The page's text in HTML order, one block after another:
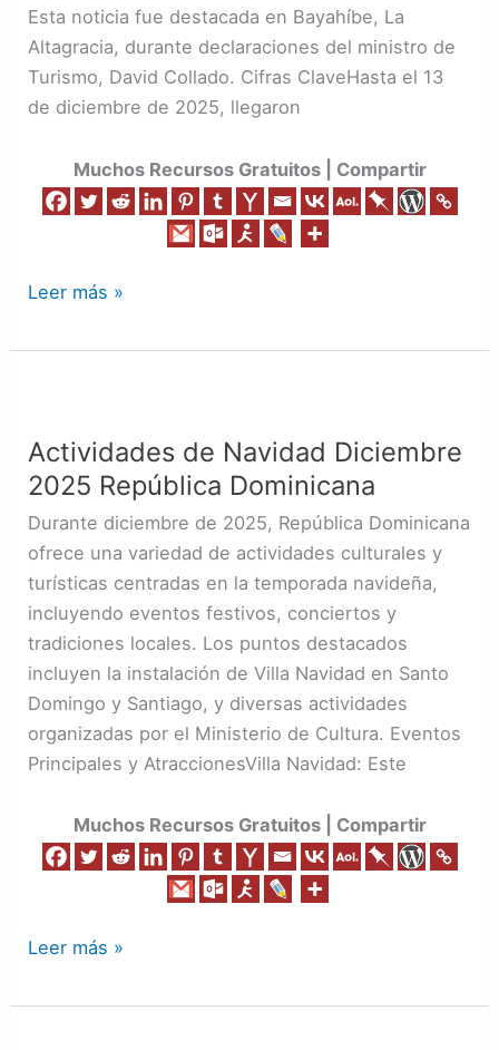
Esta noticia fue destacada en Bayahíbe, La
Altagracia, durante declaraciones del ministro de
Turismo, David Collado. Cifras ClaveHasta el 13
de diciembre de 2025, llegaron
Muchos Recursos Gratuitos | Compartir
2025
Leer más »
Actividades de Navidad Diciembre
2025 República Dominicana
Durante diciembre de 2025, República Dominicana
ofrece una variedad de actividades culturales y
turísticas centradas en la temporada navideña,
incluyendo eventos festivos, conciertos y
tradiciones locales. Los puntos destacados
incluyen la instalación de Villa Navidad en Santo
Domingo y Santiago, y diversas actividades
organizadas por el Ministerio de Cultura. Eventos
Principales y AtraccionesVilla Navidad: Este
Muchos Recursos Gratuitos | Compartir
Navidad
Diciembre
2025
República
Dominicana
Leer más »